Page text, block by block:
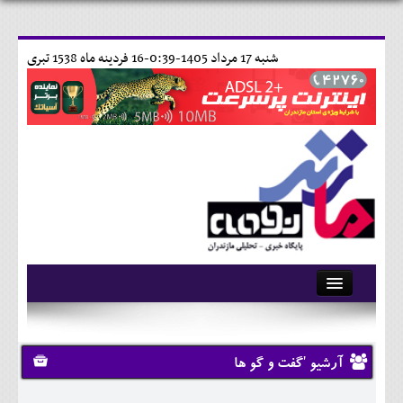
16 فردينه ماه 1538 تبری شنبه 17 مرداد 1405-0:39-
آرشیو
تماس با ما
وبلاگ
آرشیو 'گفت و گو ها